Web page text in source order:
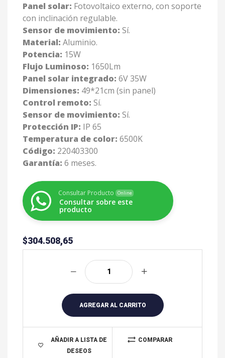
Panel solar: Fotovoltaico externo, con soporte
con inclinación regulable.
Sensor de movimiento: Sí.
Material: Aluminio.
Potencia: 15W
Flujo Luminoso: 1650Lm
Panel solar integrado: 6V 35W
Dimensiones: 49*21cm (sin panel)
Control remoto: Sí.
Sensor de movimiento: Sí.
Protección IP: IP 65
Temperatura de color: 6500K
Código: 220403300
Garantía: 6 meses.
Consultar Producto Online
Consultar sobre este
producto
$304.508,65
AGREGAR AL CARRITO
AÑADIR A LISTA DE
DESEOS
COMPARAR
e
r
n
a